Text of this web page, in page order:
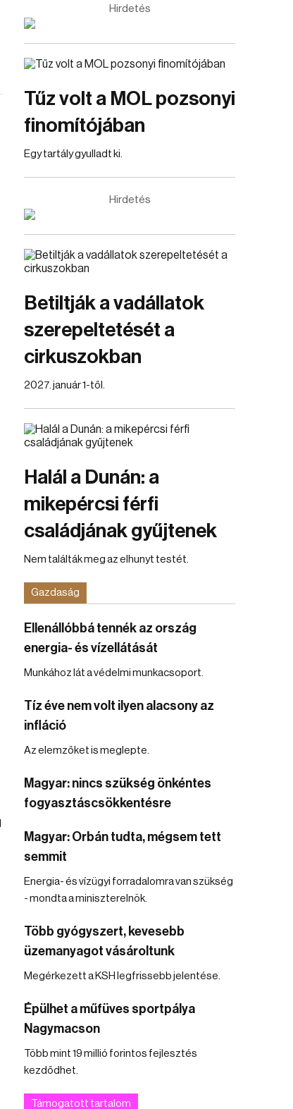
Hirdetés
Tűz volt a MOL pozsonyi
finomítójában
Egy tartály gyulladt ki.
Hirdetés
Betiltják a vadállatok
szerepeltetését a
cirkuszokban
2027. január 1-től.
Halál a Dunán: a
mikepércsi férfi
családjának gyűjtenek
Nem találták meg az elhunyt testét.
Gazdaság
Ellenállóbbá tennék az ország
energia- és vízellátását
Munkához lát a védelmi munkacsoport.
Tíz éve nem volt ilyen alacsony az
infláció
Az elemzőket is meglepte.
Magyar: nincs szükség önkéntes
fogyasztáscsökkentésre
Magyar: Orbán tudta, mégsem tett
semmit
Energia- és vízügyi forradalomra van szükség
- mondta a miniszterelnök.
Több gyógyszert, kevesebb
üzemanyagot vásároltunk
Megérkezett a KSH legfrissebb jelentése.
Épülhet a műfüves sportpálya
Nagymacson
Több mint 19 millió forintos fejlesztés
kezdődhet.
Támogatott tartalom